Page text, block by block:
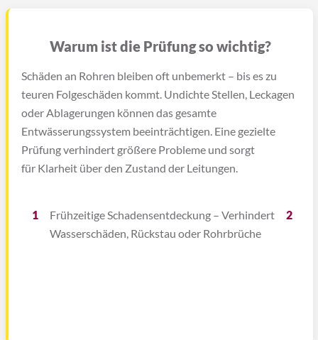
Warum ist die Prüfung so wichtig?
Schäden an Rohren bleiben oft unbemerkt – bis es zu
teuren Folgeschäden kommt. Undichte Stellen, Leckagen
oder Ablagerungen können das gesamte
Entwässerungssystem beeinträchtigen. Eine gezielte
Prüfung verhindert größere Probleme und sorgt
für Klarheit über den Zustand der Leitungen.
1
Frühzeitige Schadensentdeckung – Verhindert
Wasserschäden, Rückstau oder Rohrbrüche
2